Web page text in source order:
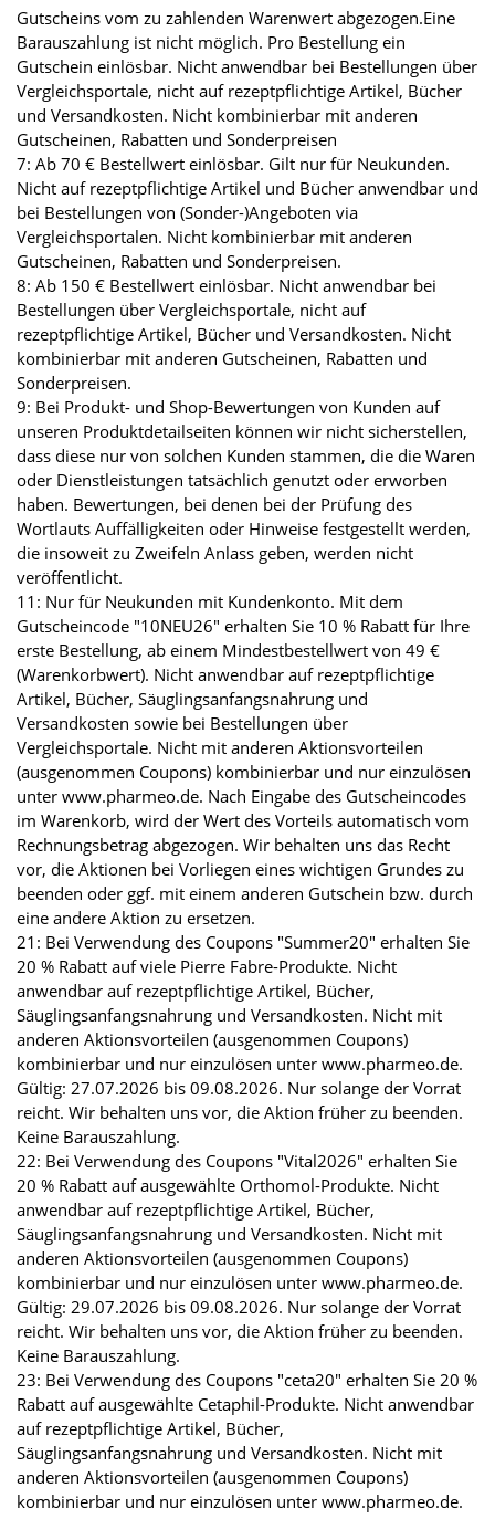
Gutscheins vom zu zahlenden Warenwert abgezogen.Eine
Barauszahlung ist nicht möglich. Pro Bestellung ein
Gutschein einlösbar. Nicht anwendbar bei Bestellungen über
Vergleichsportale, nicht auf rezeptpflichtige Artikel, Bücher
und Versandkosten. Nicht kombinierbar mit anderen
Gutscheinen, Rabatten und Sonderpreisen
7: Ab 70 € Bestellwert einlösbar. Gilt nur für Neukunden.
Nicht auf rezeptpflichtige Artikel und Bücher anwendbar und
bei Bestellungen von (Sonder-)Angeboten via
Vergleichsportalen. Nicht kombinierbar mit anderen
Gutscheinen, Rabatten und Sonderpreisen.
8: Ab 150 € Bestellwert einlösbar. Nicht anwendbar bei
Bestellungen über Vergleichsportale, nicht auf
rezeptpflichtige Artikel, Bücher und Versandkosten. Nicht
kombinierbar mit anderen Gutscheinen, Rabatten und
Sonderpreisen.
9: Bei Produkt- und Shop-Bewertungen von Kunden auf
unseren Produktdetailseiten können wir nicht sicherstellen,
dass diese nur von solchen Kunden stammen, die die Waren
oder Dienstleistungen tatsächlich genutzt oder erworben
haben. Bewertungen, bei denen bei der Prüfung des
Wortlauts Auffälligkeiten oder Hinweise festgestellt werden,
die insoweit zu Zweifeln Anlass geben, werden nicht
veröffentlicht.
11: Nur für Neukunden mit Kundenkonto. Mit dem
Gutscheincode "10NEU26" erhalten Sie 10 % Rabatt für Ihre
erste Bestellung, ab einem Mindestbestellwert von 49 €
(Warenkorbwert). Nicht anwendbar auf rezeptpflichtige
Artikel, Bücher, Säuglingsanfangsnahrung und
Versandkosten sowie bei Bestellungen über
Vergleichsportale. Nicht mit anderen Aktionsvorteilen
(ausgenommen Coupons) kombinierbar und nur einzulösen
unter www.pharmeo.de. Nach Eingabe des Gutscheincodes
im Warenkorb, wird der Wert des Vorteils automatisch vom
Rechnungsbetrag abgezogen. Wir behalten uns das Recht
vor, die Aktionen bei Vorliegen eines wichtigen Grundes zu
beenden oder ggf. mit einem anderen Gutschein bzw. durch
eine andere Aktion zu ersetzen.
21: Bei Verwendung des Coupons "Summer20" erhalten Sie
20 % Rabatt auf viele Pierre Fabre-Produkte. Nicht
anwendbar auf rezeptpflichtige Artikel, Bücher,
Säuglingsanfangsnahrung und Versandkosten. Nicht mit
anderen Aktionsvorteilen (ausgenommen Coupons)
kombinierbar und nur einzulösen unter www.pharmeo.de.
Gültig: 27.07.2026 bis 09.08.2026. Nur solange der Vorrat
reicht. Wir behalten uns vor, die Aktion früher zu beenden.
Keine Barauszahlung.
22: Bei Verwendung des Coupons "Vital2026" erhalten Sie
20 % Rabatt auf ausgewählte Orthomol-Produkte. Nicht
anwendbar auf rezeptpflichtige Artikel, Bücher,
Säuglingsanfangsnahrung und Versandkosten. Nicht mit
anderen Aktionsvorteilen (ausgenommen Coupons)
kombinierbar und nur einzulösen unter www.pharmeo.de.
Gültig: 29.07.2026 bis 09.08.2026. Nur solange der Vorrat
reicht. Wir behalten uns vor, die Aktion früher zu beenden.
Keine Barauszahlung.
23: Bei Verwendung des Coupons "ceta20" erhalten Sie 20 %
Rabatt auf ausgewählte Cetaphil-Produkte. Nicht anwendbar
auf rezeptpflichtige Artikel, Bücher,
Säuglingsanfangsnahrung und Versandkosten. Nicht mit
anderen Aktionsvorteilen (ausgenommen Coupons)
kombinierbar und nur einzulösen unter www.pharmeo.de.